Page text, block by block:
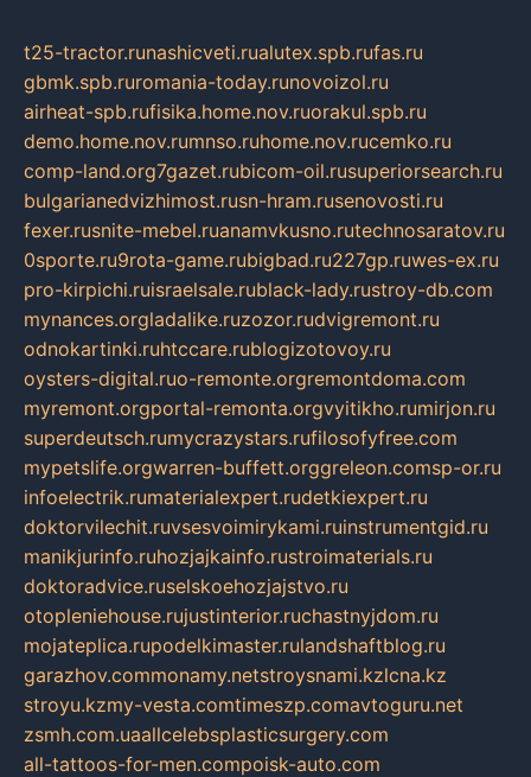
t25-tractor.runashicveti.rualutex.spb.rufas.ru
gbmk.spb.ruromania-today.runovoizol.ru
airheat-spb.rufisika.home.nov.ruorakul.spb.ru
demo.home.nov.rumnso.ruhome.nov.rucemko.ru
comp-land.org7gazet.rubicom-oil.rusuperiorsearch.ru
bulgarianedvizhimost.rusn-hram.rusenovosti.ru
fexer.rusnite-mebel.ruanamvkusno.rutechnosaratov.ru
0sporte.ru9rota-game.rubigbad.ru227gp.ruwes-ex.ru
pro-kirpichi.ruisraelsale.rublack-lady.rustroy-db.com
mynances.orgladalike.ruzozor.rudvigremont.ru
odnokartinki.ruhtccare.rublogizotovoy.ru
oysters-digital.ruo-remonte.orgremontdoma.com
myremont.orgportal-remonta.orgvyitikho.rumirjon.ru
superdeutsch.rumycrazystars.rufilosofyfree.com
mypetslife.orgwarren-buffett.orggreleon.comsp-or.ru
infoelectrik.rumaterialexpert.rudetkiexpert.ru
doktorvilechit.ruvsesvoimirykami.ruinstrumentgid.ru
manikjurinfo.ruhozjajkainfo.rustroimaterials.ru
doktoradvice.ruselskoehozjajstvo.ru
otopleniehouse.rujustinterior.ruchastnyjdom.ru
mojateplica.rupodelkimaster.rulandshaftblog.ru
garazhov.commonamy.netstroysnami.kzlcna.kz
stroyu.kzmy-vesta.comtimeszp.comavtoguru.net
zsmh.com.uaallcelebsplasticsurgery.com
all-tattoos-for-men.compoisk-auto.com